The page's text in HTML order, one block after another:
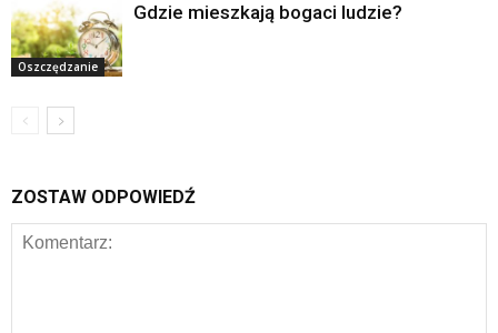
Oszczędzanie
Gdzie mieszkają bogaci ludzie?
ZOSTAW ODPOWIEDŹ